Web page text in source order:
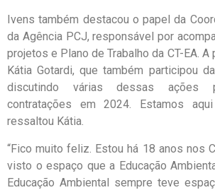
Ivens também destacou o papel da
da Agência PCJ, responsável por
projetos e Plano de Trabalho da CT-EA.
Kátia Gotardi, que também participou
discutindo várias dessas ações
contratações em 2024. Estamos
ressaltou Kátia.
“Fico muito feliz. Estou há 18 anos nos
visto o espaço que a Educação
Educação Ambiental sempre teve